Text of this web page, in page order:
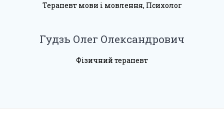
Терапевт мови і мовлення, Психолог
Гудзь Олег Олександрович
Фізичний терапевт